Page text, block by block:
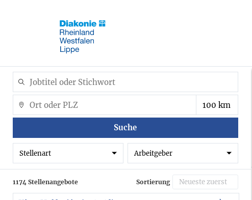
Suche
Stellenart Arbeitgeber
1174 Stellenangebote Sortierung